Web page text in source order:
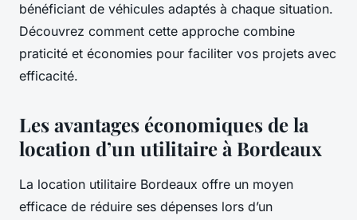
bénéficiant de véhicules adaptés à chaque situation.
Découvrez comment cette approche combine
praticité et économies pour faciliter vos projets avec
efficacité.
Les avantages économiques de la
location d’un utilitaire à Bordeaux
La location utilitaire Bordeaux offre un moyen
efficace de réduire ses dépenses lors d’un